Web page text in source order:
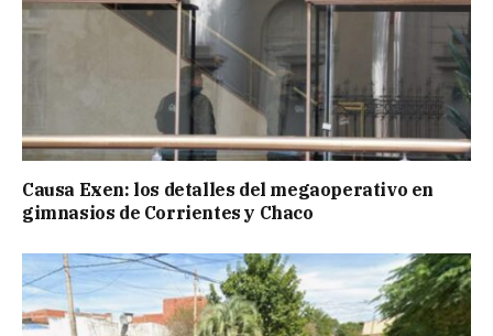
Causa Exen: los detalles del megaoperativo en
gimnasios de Corrientes y Chaco